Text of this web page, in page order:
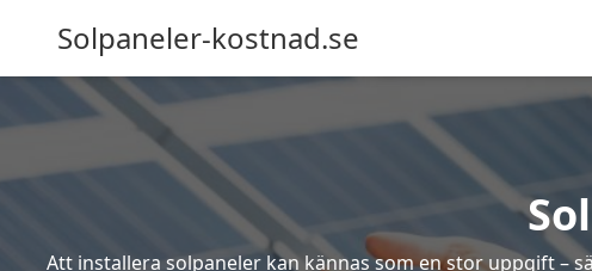
Solpaneler-kostnad.se
Att installera solpaneler kan kännas som en stor uppgift –